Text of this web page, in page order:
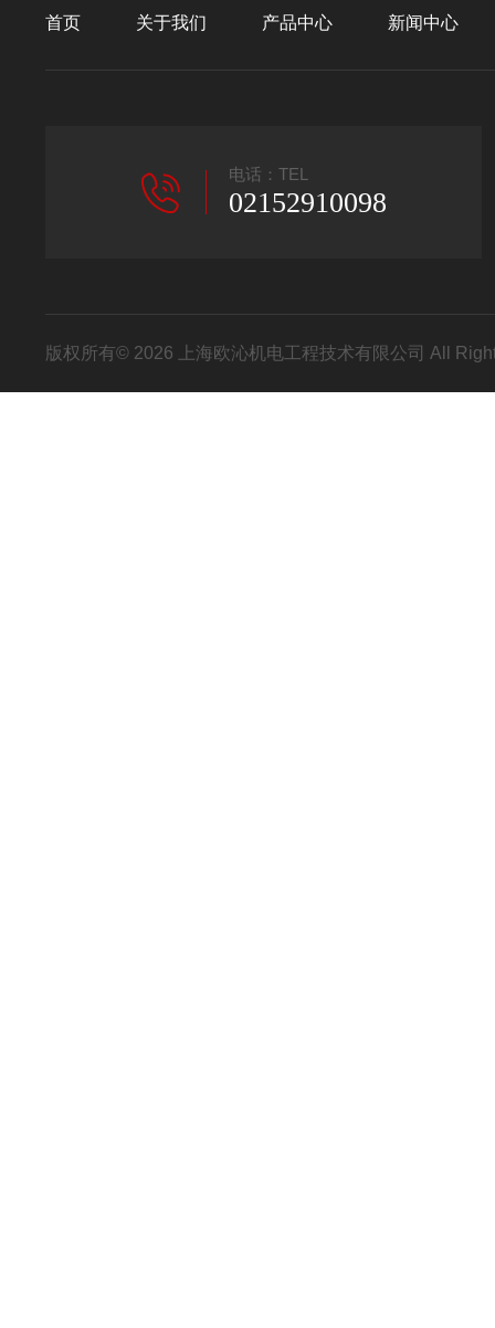
首页 关于我们 产品中心 新闻中心
电话：TEL
02152910098
版权所有© 2026 上海欧沁机电工程技术有限公司 All